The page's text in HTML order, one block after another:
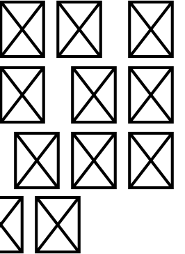
는 방
웃음
발했
.